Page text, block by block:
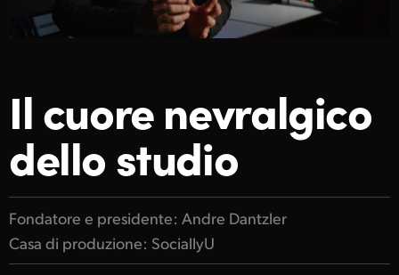
Galleria
Hong Kong SAR, China
India
Japan
Il cuore nevralgico
dello studio
Fondatore e presidente: Andre Dantzler
Casa di produzione: SociallyU